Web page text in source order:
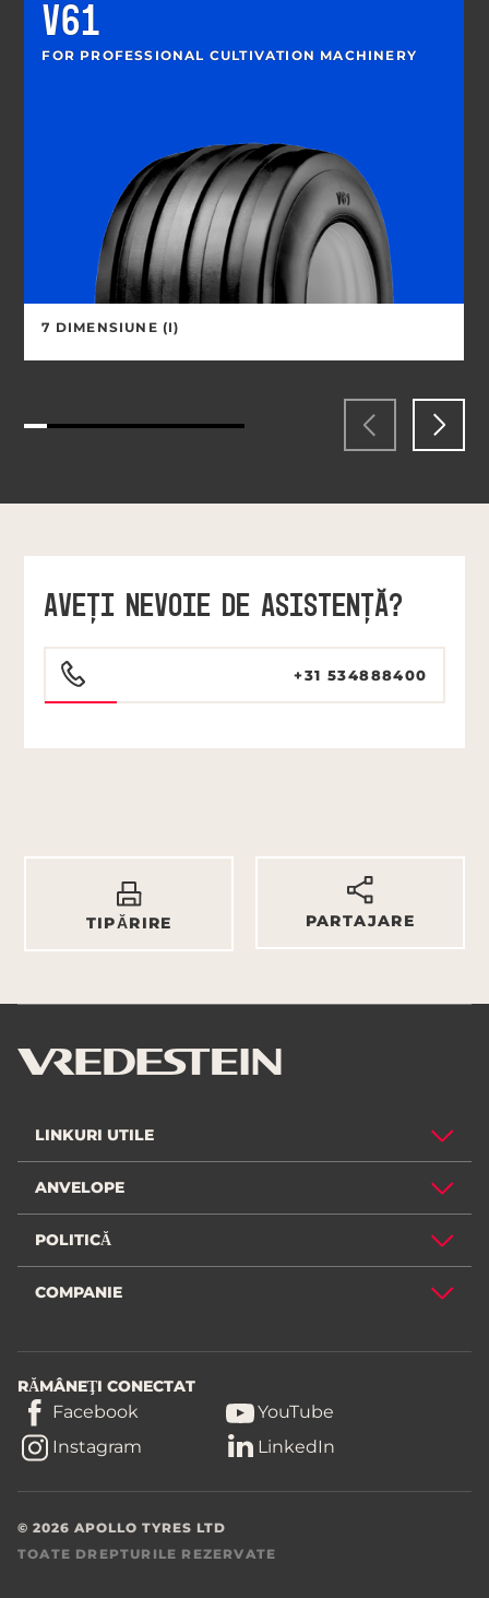
V61
FOR PROFESSIONAL CULTIVATION MACHINERY
7 DIMENSIUNE (I)
AVEŢI NEVOIE DE ASISTENŢĂ?
+31 534888400
TIPĂRIRE PARTAJARE
LINKURI UTILE
ANVELOPE
POLITICĂ
COMPANIE
RĂMÂNEŢI CONECTAT
Facebook
YouTube
Instagram
LinkedIn
© 2026 APOLLO TYRES LTD
TOATE DREPTURILE REZERVATE